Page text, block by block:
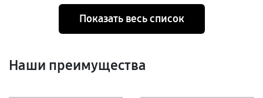
Показать весь список
Наши преимущества